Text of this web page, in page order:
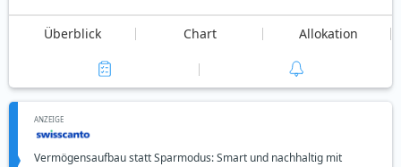
Überblick Chart Allokation
ANZEIGE
Vermögensaufbau statt Sparmodus: Smart und nachhaltig mit